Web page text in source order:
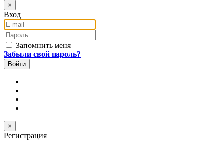
×
Вход
E-mail
Пароль
Запомнить меня
Забыли свой пароль?
×
Регистрация